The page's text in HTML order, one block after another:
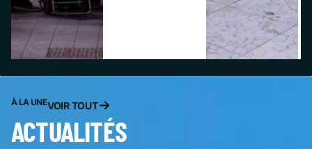
À LA UNEVOIR TOUT
ACTUALITÉS